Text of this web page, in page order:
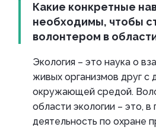
Какие конкретные
необходимы, чтобы
волонтером в
Экология – это наука о
живых организмов друг с
окружающей средой.
области экологии – это,
деятельность по охране